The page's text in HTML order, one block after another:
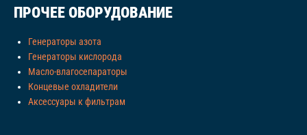
ПРОЧЕЕ ОБОРУДОВАНИЕ
Генераторы азота
Генераторы кислорода
Масло-влагосепараторы
Концевые охладители
Аксессуары к фильтрам